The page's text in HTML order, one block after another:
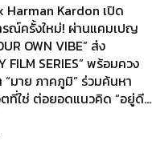
Harman Kardon เปิด
รณ์ครั้งใหม่! ผ่านแคมเปญ
OWN VIBE” ส่ง
FILM SERIES” พร้อมควง
มาย ภาคภูมิ” ร่วมค้นหา
ตที่ใช่ ต่อยอดแนวคิด “อยู่ดี…